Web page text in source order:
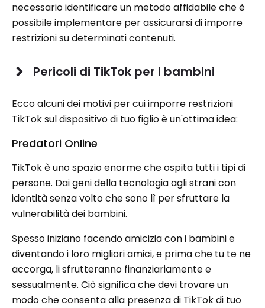
necessario identificare un metodo affidabile che è
possibile implementare per assicurarsi di imporre
restrizioni su determinati contenuti.
Pericoli di TikTok per i bambini
Ecco alcuni dei motivi per cui imporre restrizioni
TikTok sul dispositivo di tuo figlio è un'ottima idea:
Predatori Online
TikTok è uno spazio enorme che ospita tutti i tipi di
persone. Dai geni della tecnologia agli strani con
identità senza volto che sono lì per sfruttare la
vulnerabilità dei bambini.
Spesso iniziano facendo amicizia con i bambini e
diventando i loro migliori amici, e prima che tu te ne
accorga, li sfrutteranno finanziariamente e
sessualmente. Ciò significa che devi trovare un
modo che consenta alla presenza di TikTok di tuo